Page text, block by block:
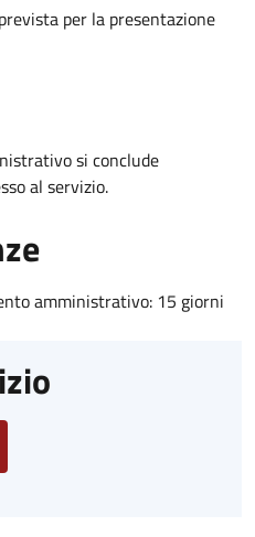
per la presentazione
si conclude
al servizio.
amministrativo: 15 giorni